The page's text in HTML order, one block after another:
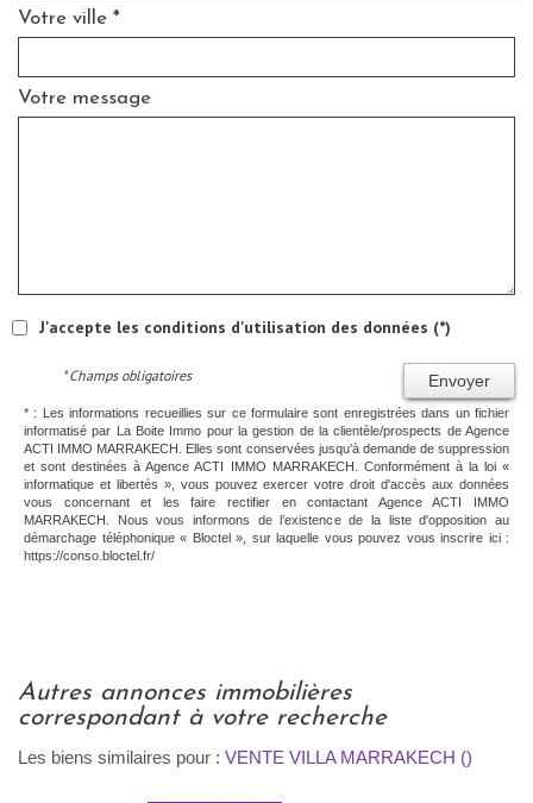
Votre ville *
Votre message
J'accepte les conditions d'utilisation des données (*)
Envoyer
* Champs obligatoires
* : Les informations recueillies sur ce formulaire sont enregistrées dans un fichier
informatisé par La Boite Immo pour la gestion de la clientèle/prospects de Agence
ACTI IMMO MARRAKECH. Elles sont conservées jusqu'à demande de suppression
et sont destinées à Agence ACTI IMMO MARRAKECH. Conformément à la loi «
informatique et libertés », vous pouvez exercer votre droit d'accès aux données
vous concernant et les faire rectifier en contactant Agence ACTI IMMO
MARRAKECH. Nous vous informons de l’existence de la liste d'opposition au
démarchage téléphonique « Bloctel », sur laquelle vous pouvez vous inscrire ici :
https://conso.bloctel.fr/
autres annonces immobilières
correspondant à votre recherche
Les biens similaires pour : VENTE VILLA MARRAKECH ()